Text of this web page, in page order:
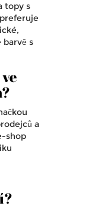
topy s
s
a
shop